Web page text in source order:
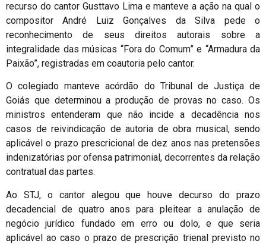
recurso do cantor Gusttavo Lima e manteve a ação na qual o
compositor André Luiz Gonçalves da Silva pede o
reconhecimento de seus direitos autorais sobre a
integralidade das músicas “Fora do Comum” e “Armadura da
Paixão”, registradas em coautoria pelo cantor.
O colegiado manteve acórdão do Tribunal de Justiça de
Goiás que determinou a produção de provas no caso. Os
ministros entenderam que não incide a decadência nos
casos de reivindicação de autoria de obra musical, sendo
aplicável o prazo prescricional de dez anos nas pretensões
indenizatórias por ofensa patrimonial, decorrentes da relação
contratual das partes.
Ao STJ, o cantor alegou que houve decurso do prazo
decadencial de quatro anos para pleitear a anulação de
negócio jurídico fundado em erro ou dolo, e que seria
aplicável ao caso o prazo de prescrição trienal previsto no